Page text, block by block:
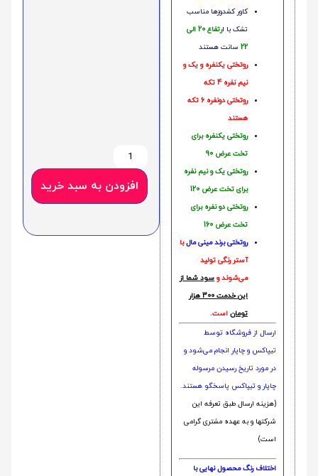
کاور کشدوزها مناسب
تشک با ا
رتفاع 20 الی
22 سانت هستند
روتختی یکنفره و یک و
نیم نفره 4 تکه
روتختی دونفره 6 تکه
هستند
روتختی یکنفره برای
تخت عرض 90
روتختی یک و نیم نفره
برای تخت عرض 120
روتختی دو نفره برای
تخت عرض 160
روتختی‌ برند مینی مالبا
آستر رنگی تولید
می‌شوند و سود شما از
این خدمت 300 هزار
تومان است.
ارسال از فروشگاه توسط
تیپاکس و چاپار انجام می‌شود و
در مورد تاریخ رسیدن مرسوله
چاپار و تیپاکس پاسخگو هستند.
(هزینه ارسال طبق تعرفه این
شرکتها و به عهده مشتری گرامی
است)
اختلاف رنگ محصول نهایی با
افزودن به سبد خرید